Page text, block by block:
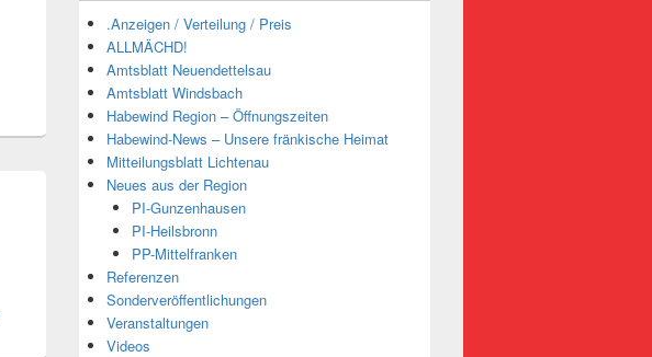
.Anzeigen / Verteilung / Preis
ALLMÄCHD!
Amtsblatt Neuendettelsau
Amtsblatt Windsbach
Habewind Region – Öffnungszeiten
Habewind-News – Unsere fränkische Heimat
Mitteilungsblatt Lichtenau
Neues aus der Region
PI-Gunzenhausen
PI-Heilsbronn
PP-Mittelfranken
Referenzen
Sonderveröffentlichungen
Veranstaltungen
Videos